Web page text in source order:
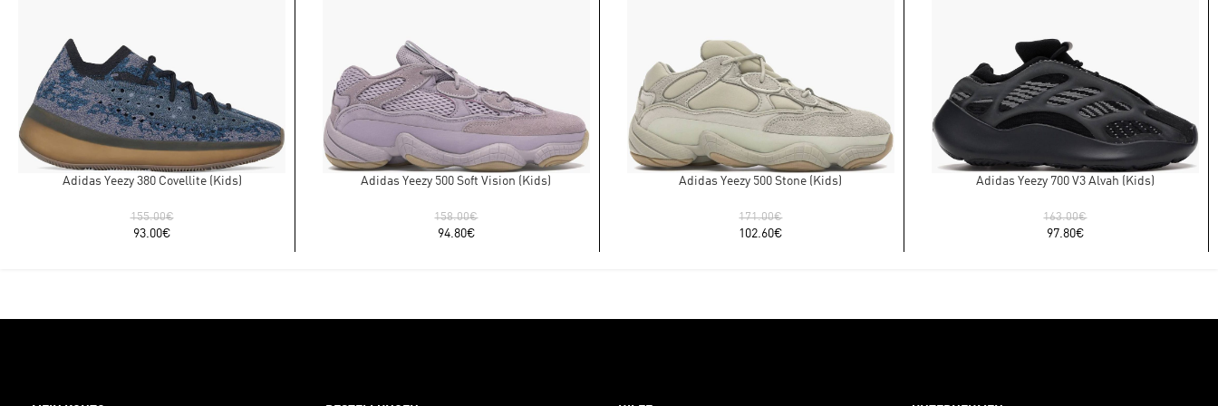
Adidas Yeezy 380 Covellite (Kids)
155.00€
93.00€
Adidas Yeezy 500 Soft Vision (Kids)
158.00€
94.80€
Adidas Yeezy 500 Stone (Kids)
171.00€
102.60€
Adidas Yeezy 700 V3 Alvah (Kids)
163.00€
97.80€